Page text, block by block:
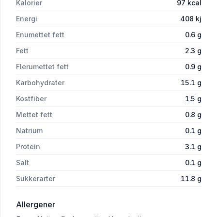
Kalorier 97 kcal
Energi
408 kj
Enumettet fett
0.6 g
Fett
2.3 g
Flerumettet fett
0.9 g
Karbohydrater
15.1 g
Kostfiber
1.5 g
Mettet fett
0.8 g
Natrium
0.1 g
Protein
3.1 g
Salt
0.1 g
Sukkerarter
11.8 g
Allergeneri 'Soyadessert med mørk sjokolade 4x125